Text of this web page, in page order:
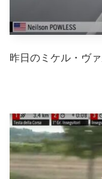
昨日のミケル・ヴ